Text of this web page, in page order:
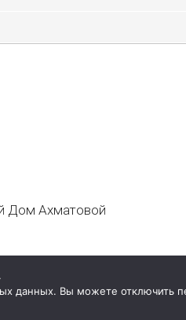
Дом Ахматовой
данных. Вы можете отключить